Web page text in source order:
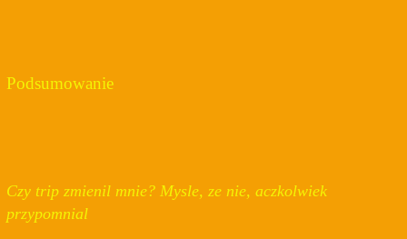
Podsumowanie
Czy trip zmienil mnie? Mysle, ze nie, aczkolwiek
przypomnial